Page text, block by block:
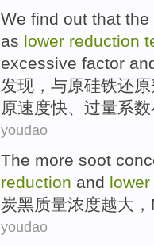
We find out that the
as lower reduction
excessive factor
发现 ， 与原硅铁还原
原速度快、 过量系数
youdao
The more soot
reduction and lower
炭黑质量浓度越大 ，
youdao